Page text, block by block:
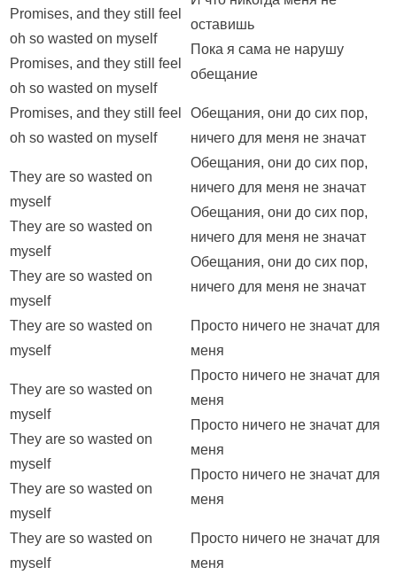
Promises, and they still feel
oh so wasted on myself
Promises, and they still feel
oh so wasted on myself
Promises, and they still feel
oh so wasted on myself
They are so wasted on
myself
They are so wasted on
myself
They are so wasted on
myself
They are so wasted on
myself
They are so wasted on
myself
They are so wasted on
myself
They are so wasted on
myself
They are so wasted on
myself
оставишь
Пока я сама не нарушу
обещание
Обещания, они до сих пор,
ничего для меня не значат
Обещания, они до сих пор,
ничего для меня не значат
Обещания, они до сих пор,
ничего для меня не значат
Обещания, они до сих пор,
ничего для меня не значат
Просто ничего не значат для
меня
Просто ничего не значат для
меня
Просто ничего не значат для
меня
Просто ничего не значат для
меня
Просто ничего не значат для
меня